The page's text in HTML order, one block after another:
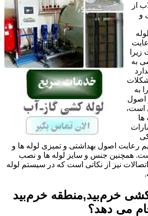
از
و
به
به
اصول
است،
ها
رعایت اصول بهداشتی و تمیزی لوله ها و
همچنین جنس و سایز لوله ها و نصب
نیز از نکاتی است که در سیستم لوله
خرم‌بید,منطقه خرم‌بید
می دهد؟